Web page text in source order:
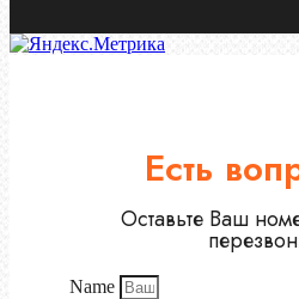
Есть
Оставьте Ваш
Name